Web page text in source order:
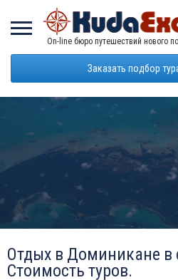
On-line бюро путешествий нового
Заказать подбор
Отдых в Доминикане в
Стоимость туров.